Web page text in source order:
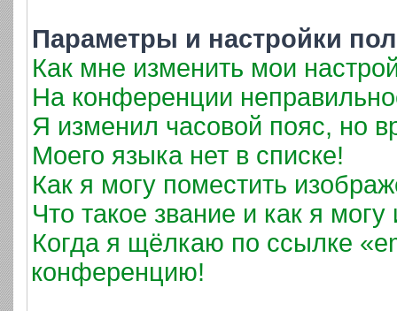
Параметры и настройки
Как мне изменить мои
На конференции
Я изменил часовой пояс, но
Моего языка нет в списке!
Как я могу поместить
Что такое звание и как я могу
Когда я щёлкаю по ссылке
конференцию!